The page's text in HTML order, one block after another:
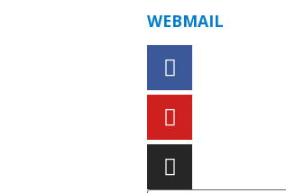
WEBMAIL